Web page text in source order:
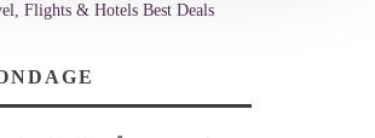
Flights & Hotels Best Deals